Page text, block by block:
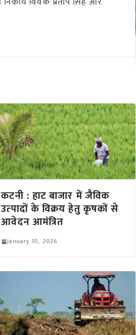
कटनी : हाट बाजार में जैविक
उत्‍पादों के विक्रय हेतु कृषकों से
आवेदन आमंत्रित
January 10, 2026